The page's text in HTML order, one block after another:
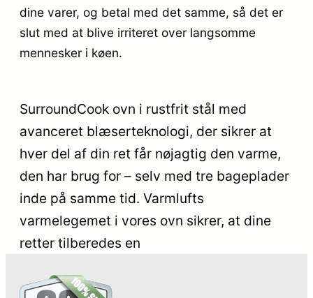
dine varer, og betal med det samme, så det er
slut med at blive irriteret over langsomme
mennesker i køen.
SurroundCook ovn i rustfrit stål med
avanceret blæserteknologi, der sikrer at
hver del af din ret får nøjagtig den varme,
den har brug for – selv med tre bageplader
inde på samme tid. Varmlufts
varmelegemet i vores ovn sikrer, at dine
retter tilberedes en